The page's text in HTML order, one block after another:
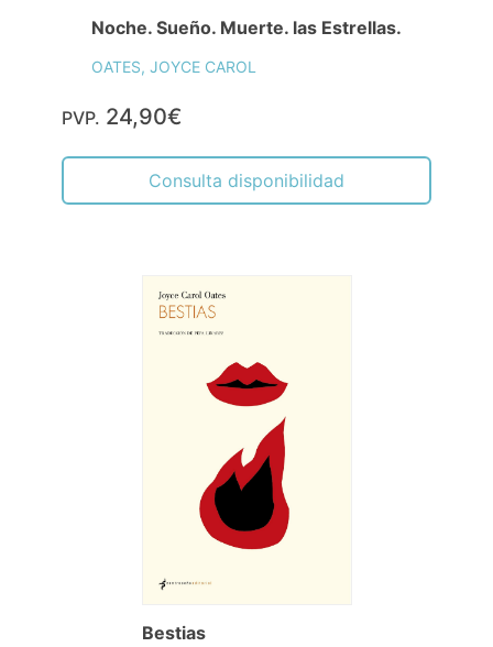
Noche. Sueño. Muerte. las Estrellas.
OATES, JOYCE CAROL
PVP. 24,90€
Consulta disponibilidad
Bestias